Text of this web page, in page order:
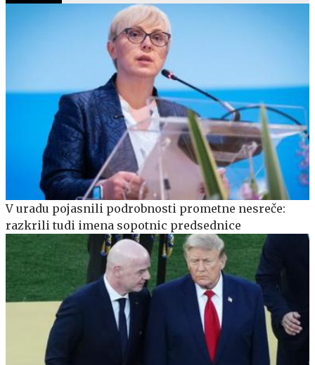
V uradu pojasnili podrobnosti prometne nesreče:
razkrili tudi imena sopotnic predsednice